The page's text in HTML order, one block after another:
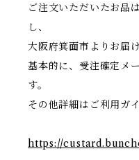
ご注文いただいたお品
し、
大阪府箕面市よりお届
基本的に、受注確定メ
す。
その他詳細はご利用ガ
https://